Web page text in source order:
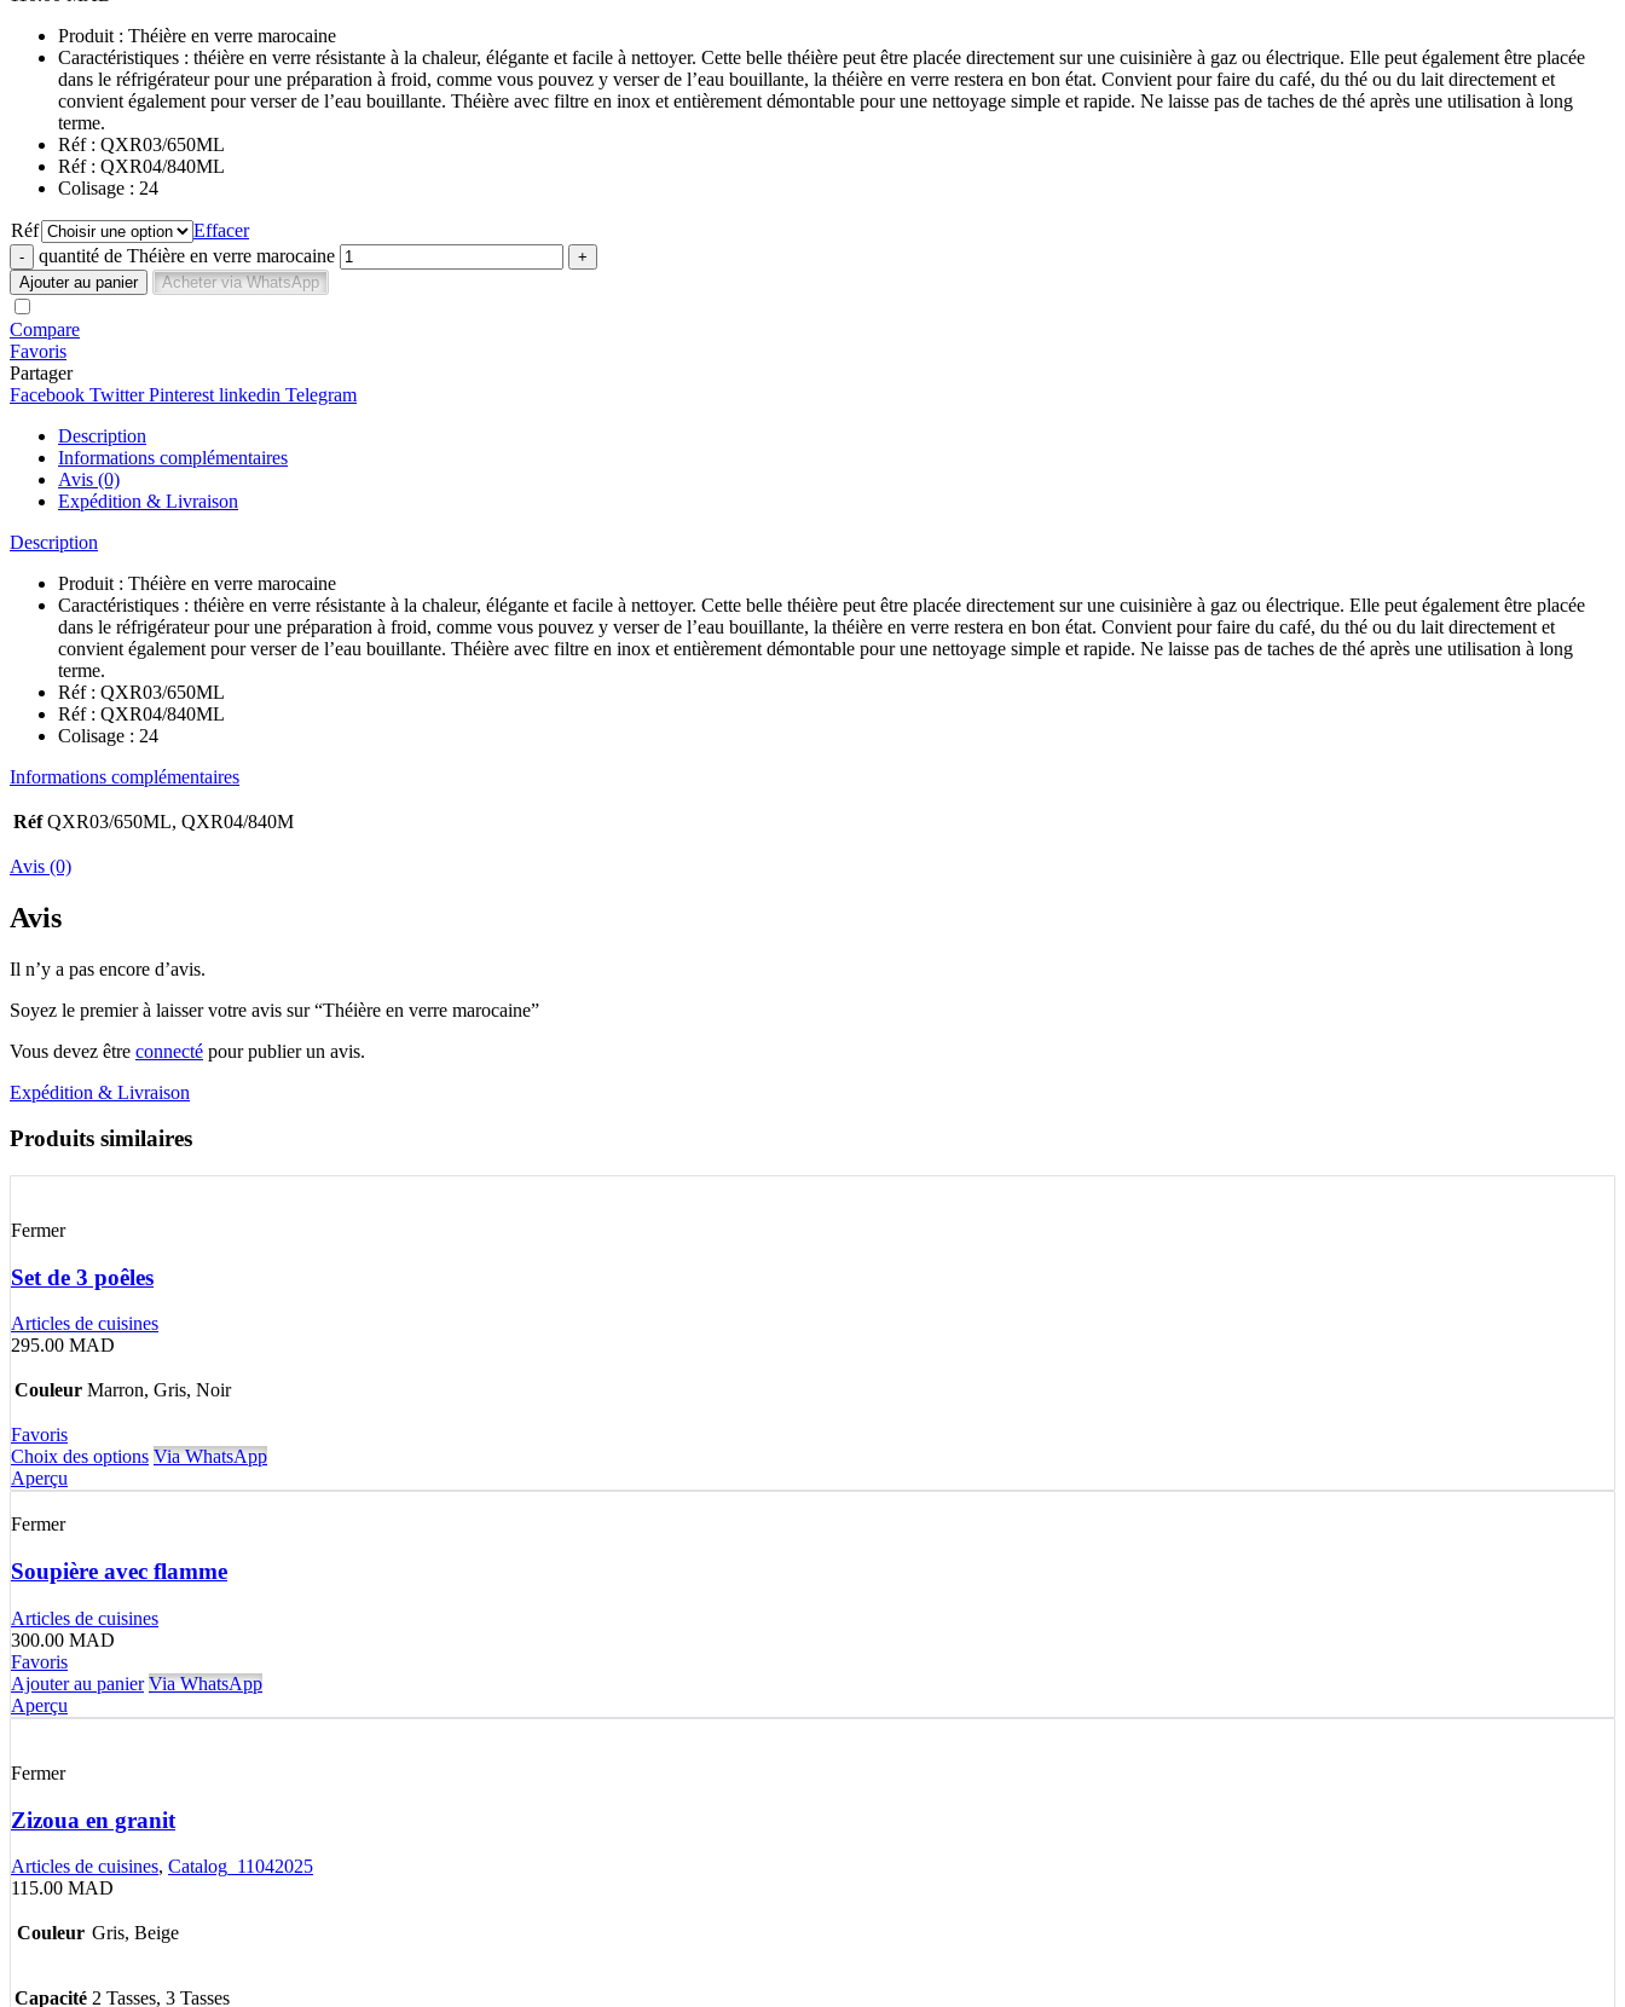
Produit : Théière en verre marocaine
Caractéristiques : théière en verre résistante à la chaleur, élégante et facile à nettoyer. Cette belle théière peut être placée directement sur une cuisinière à gaz ou électrique. Elle peut également être placée
dans le réfrigérateur pour une préparation à froid, comme vous pouvez y verser de l’eau bouillante, la théière en verre restera en bon état. Convient pour faire du café, du thé ou du lait directement et
convient également pour verser de l’eau bouillante. Théière avec filtre en inox et entièrement démontable pour une nettoyage simple et rapide. Ne laisse pas de taches de thé après une utilisation à long
terme.
Réf : QXR03/650ML
Réf : QXR04/840ML
Colisage : 24
Réf
Effacer
quantité de Théière en verre marocaine
Ajouter au panier Acheter via WhatsApp
Compare
Favoris
Partager
Facebook Twitter Pinterest linkedin Telegram
Description
Informations complémentaires
Avis (0)
Expédition & Livraison
Description
Produit : Théière en verre marocaine
Caractéristiques : théière en verre résistante à la chaleur, élégante et facile à nettoyer. Cette belle théière peut être placée directement sur une cuisinière à gaz ou électrique. Elle peut également être placée
dans le réfrigérateur pour une préparation à froid, comme vous pouvez y verser de l’eau bouillante, la théière en verre restera en bon état. Convient pour faire du café, du thé ou du lait directement et
convient également pour verser de l’eau bouillante. Théière avec filtre en inox et entièrement démontable pour une nettoyage simple et rapide. Ne laisse pas de taches de thé après une utilisation à long
terme.
Réf : QXR03/650ML
Réf : QXR04/840ML
Colisage : 24
Informations complémentaires
Réf QXR03/650ML, QXR04/840M
Avis (0)
Avis
Il n’y a pas encore d’avis.
Soyez le premier à laisser votre avis sur “Théière en verre marocaine”
Vous devez être connecté pour publier un avis.
Expédition & Livraison
Produits similaires
Fermer
Set de 3 poêles
Articles de cuisines
295.00 MAD
Couleur Marron, Gris, Noir
Favoris
Choix des options Via WhatsApp
Aperçu
Fermer
Soupière avec flamme
Articles de cuisines
300.00 MAD
Favoris
Ajouter au panier Via WhatsApp
Aperçu
Fermer
Zizoua en granit
Articles de cuisines, Catalog_11042025
115.00 MAD
Couleur Gris, Beige
Capacité 2 Tasses, 3 Tasses